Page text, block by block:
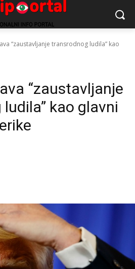
“zaustavljanje transrodnog ludila” kao
“zaustavljanje
kao glavni